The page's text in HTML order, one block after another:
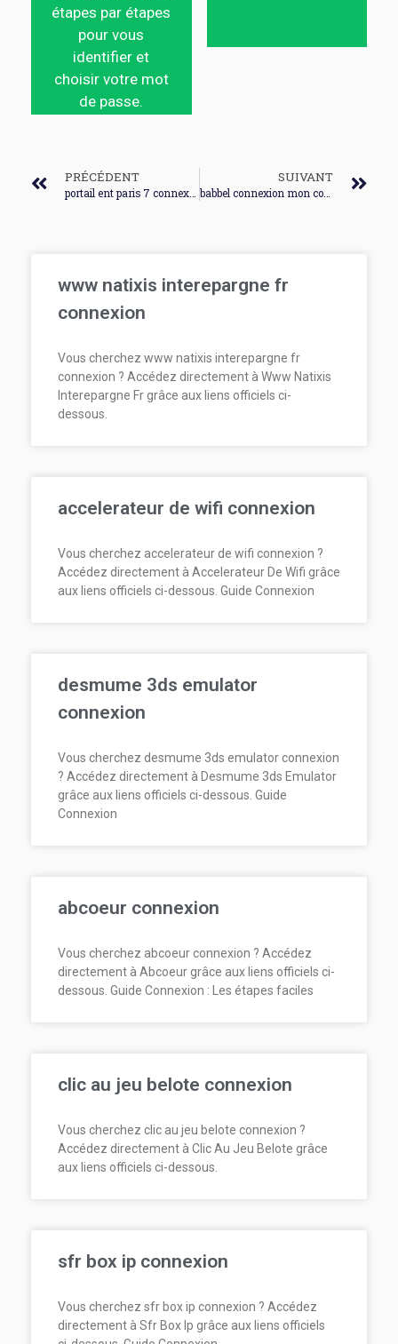
étapes par étapes
pour vous
identifier et
choisir votre mot
de passe.
PRÉCÉDENT SUIVANT
babbel connexion mon compte
www natixis interepargne fr
connexion
Vous cherchez www natixis interepargne fr
connexion ? Accédez directement à Www Natixis
Interepargne Fr grâce aux liens officiels ci-
dessous.
accelerateur de wifi connexion
Vous cherchez accelerateur de wifi connexion ?
Accédez directement à Accelerateur De Wifi grâce
aux liens officiels ci-dessous. Guide Connexion
desmume 3ds emulator
connexion
Vous cherchez desmume 3ds emulator connexion
? Accédez directement à Desmume 3ds Emulator
grâce aux liens officiels ci-dessous. Guide
Connexion
abcoeur connexion
Vous cherchez abcoeur connexion ? Accédez
directement à Abcoeur grâce aux liens officiels ci-
dessous. Guide Connexion : Les étapes faciles
clic au jeu belote connexion
Vous cherchez clic au jeu belote connexion ?
Accédez directement à Clic Au Jeu Belote grâce
aux liens officiels ci-dessous.
sfr box ip connexion
Vous cherchez sfr box ip connexion ? Accédez
directement à Sfr Box Ip grâce aux liens officiels